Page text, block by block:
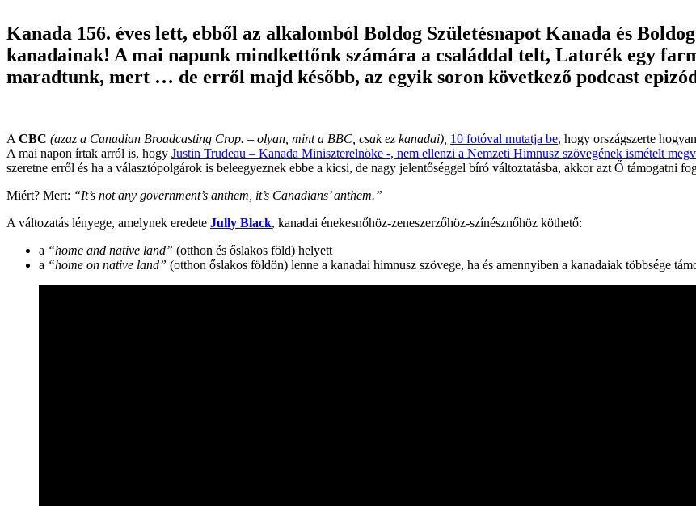
Kanada 156. éves lett, ebből az alkalomból Boldog Születésnapot Kanada és
kanadainak! A mai napunk mindkettőnk számára a családdal telt, Latorék egy
maradtunk, mert … de erről majd később, az egyik soron következő podcast
A CBC (azaz a Canadian Broadcasting Crop. – olyan, mint a BBC, csak ez kanadai), 10 fotóval mutatja be, hogy országszerte
A mai napon írtak arról is, hogy Justin Trudeau – Kanada Miniszterelnöke -, nem ellenzi a Nemzeti Himnusz szövegének ismételt
szeretne erről és ha a választópolgárok is beleegyeznek ebbe a kicsi, de nagy jelentőséggel bíró változtatásba, akkor azt Ő támogatni
Miért? Mert: “It’s not any government’s anthem, it’s Canadians’ anthem.”
A változatás lényege, amelynek eredete Jully Black, kanadai énekesnőhöz-zeneszerzőhöz-színésznőhöz köthető:
a “home and native land” (otthon és őslakos föld) helyett
a “home on native land” (otthon őslakos földön) lenne a kanadai himnusz szövege, ha és amennyiben a kanadaiak többsége